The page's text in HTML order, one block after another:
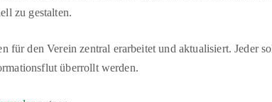
zu gestalten.
für den Verein zentral erarbeitet und aktualisiert. Jeder
überrollt werden.